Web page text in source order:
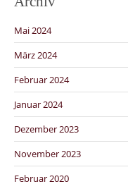
Mai 2024
März 2024
Februar 2024
Januar 2024
Dezember 2023
November 2023
Februar 2020